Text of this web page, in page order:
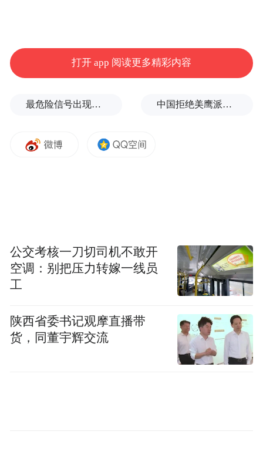
业务的，应持本人二代身份证等有效身份证
到全省任一社会保障卡服务窗口或指定的联
用为10元/张。该收费标准经省发改委、财政
部分地市社保卡服务窗口需要凭金融功能挂
失单进行办理补换卡业务。
来源：掌中九江
“特别声明：以上作品内容(包括在内的视频、图片或音
打开 app 阅读更多精彩内容
最危险信号出现！全球能源大动脉岌岌可危 中国拒绝美鹰派副防长访华？弦外之音被热议
公交考核一刀切司机不敢开
空调：别把压力转嫁一线员
工
陕西省委书记观摩直播带
货，同董宇辉交流